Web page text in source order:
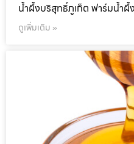
น้ำผึ้งบริสุทธิ์ภูเก็ต ฟาร์มน้ำผึ้
ดูเพิ่มเติม »